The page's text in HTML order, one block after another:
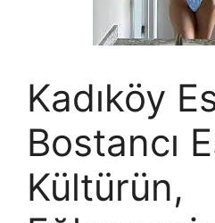
Kadıköy
Bostancı
Kültürün,